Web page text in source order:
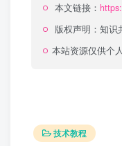
本文链接：
版权声明： 知识
本站资源仅供个
技术教程